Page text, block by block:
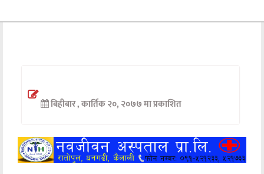
अन्तर्वार्ता
खेलकुद
मनोरञ्जन
बिहीबार , कार्तिक २०, २०७७ मा प्रकाशित